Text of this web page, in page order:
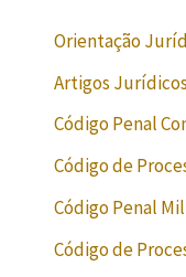
Orientação
Artigos Jurídicos
Código Penal
Código de
Código Penal
Código de